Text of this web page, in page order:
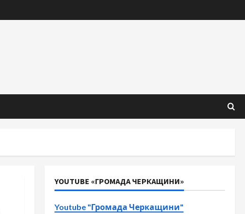
YOUTUBE «ГРОМАДА ЧЕРКАЩИНИ»
Youtube "Громада Черкащини"